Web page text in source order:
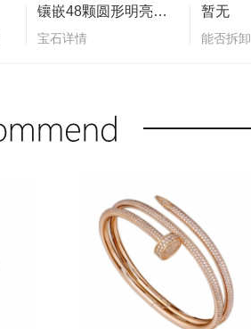
镶嵌48颗圆形明亮式切割钻石，总重0.60克拉。
宝石详情
暂无
能否拆卸